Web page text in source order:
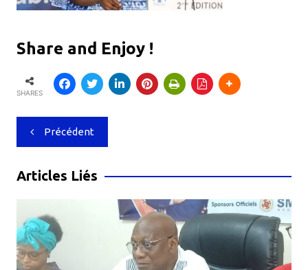
Share and Enjoy !
SHARES
Navigation
de
l’article
Précédent
Articles Liés